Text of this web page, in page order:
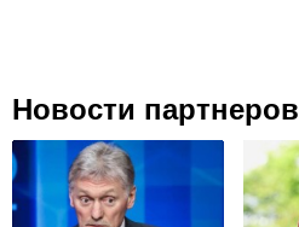
Новости партнеров